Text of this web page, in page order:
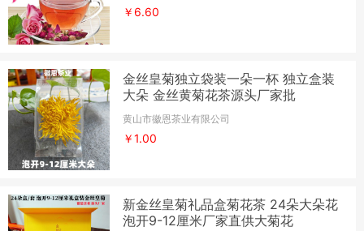
￥6.60
金丝皇菊独立袋装一朵一杯 独立盒装
大朵 金丝黄菊花茶源头厂家批
黄山市徽恩茶业有限公司
￥1.00
新金丝皇菊礼品盒菊花茶 24朵大朵花
泡开9-12厘米厂家直供大菊花